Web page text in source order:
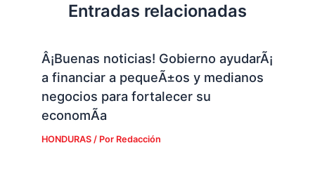
Entradas relacionadas
Â¡Buenas noticias! Gobierno ayudarÃ¡
a financiar a pequeÃ±os y medianos
negocios para fortalecer su
economÃ­a
HONDURAS/ Por Redacción